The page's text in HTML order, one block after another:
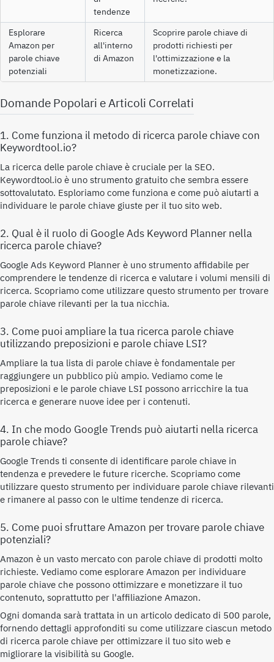
tendenze
Esplorare
Amazon per
parole chiave
potenziali
Ricerca
all'interno
di Amazon
Scoprire parole chiave di
prodotti richiesti per
l'ottimizzazione e la
monetizzazione.
Domande Popolari e Articoli Correlati
1. Come funziona il metodo di ricerca parole chiave con
Keywordtool.io?
La ricerca delle parole chiave è cruciale per la SEO.
Keywordtool.io è uno strumento gratuito che sembra essere
sottovalutato. Esploriamo come funziona e come può aiutarti a
individuare le parole chiave giuste per il tuo sito web.
2. Qual è il ruolo di Google Ads Keyword Planner nella
ricerca parole chiave?
Google Ads Keyword Planner è uno strumento affidabile per
comprendere le tendenze di ricerca e valutare i volumi mensili di
ricerca. Scopriamo come utilizzare questo strumento per trovare
parole chiave rilevanti per la tua nicchia.
3. Come puoi ampliare la tua ricerca parole chiave
utilizzando preposizioni e parole chiave LSI?
Ampliare la tua lista di parole chiave è fondamentale per
raggiungere un pubblico più ampio. Vediamo come le
preposizioni e le parole chiave LSI possono arricchire la tua
ricerca e generare nuove idee per i contenuti.
4. In che modo Google Trends può aiutarti nella ricerca
parole chiave?
Google Trends ti consente di identificare parole chiave in
tendenza e prevedere le future ricerche. Scopriamo come
utilizzare questo strumento per individuare parole chiave rilevanti
e rimanere al passo con le ultime tendenze di ricerca.
5. Come puoi sfruttare Amazon per trovare parole chiave
potenziali?
Amazon è un vasto mercato con parole chiave di prodotti molto
richieste. Vediamo come esplorare Amazon per individuare
parole chiave che possono ottimizzare e monetizzare il tuo
contenuto, soprattutto per l'affiliazione Amazon.
Ogni domanda sarà trattata in un articolo dedicato di 500 parole,
fornendo dettagli approfonditi su come utilizzare ciascun metodo
di ricerca parole chiave per ottimizzare il tuo sito web e
migliorare la visibilità su Google.